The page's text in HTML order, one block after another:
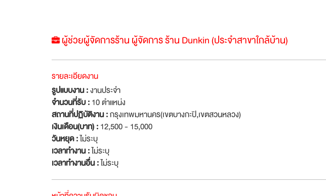
ผู้ช่วยผู้จัดการร้าน ผู้จัดการ ร้าน Dunkin (ประจำสาขาใกล้บ้าน)
รายละเอียดงาน
รูปแบบงาน :งานประจำ
จำนวนที่รับ :10 ตำแหน่ง
สถานที่ปฏิบัติงาน :กรุงเทพมหานคร(เขตบางกะปิ,เขตสวนหลวง)
เงินเดือน(บาท) :12,500 - 15,000
วันหยุด :ไม่ระบุ
เวลาทำงาน :ไม่ระบุ
เวลาทำงานอื่น :ไม่ระบุ